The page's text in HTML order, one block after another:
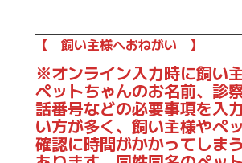
【 飼い主様へおねがい 】
※オンライン入力時に飼い主
ペットちゃんのお名前、診
話番号などの必要事項を入
い方が多く、飼い主様やペ
確認に時間がかかってしま